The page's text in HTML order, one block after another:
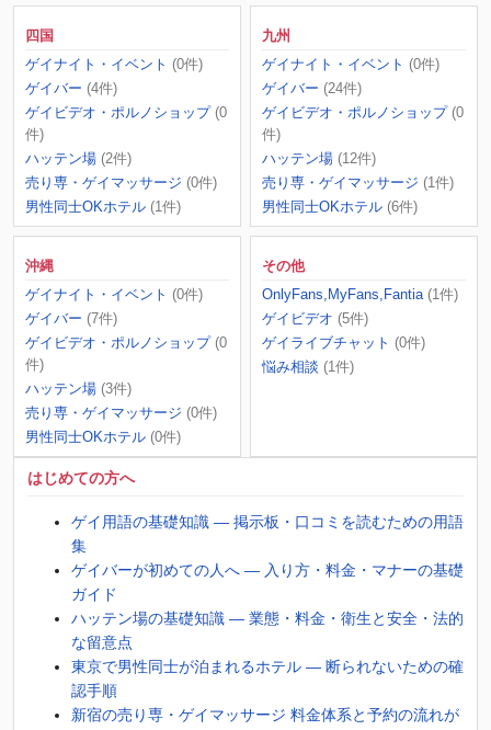
四国
ゲイナイト・イベント (0件)
ゲイバー (4件)
ゲイビデオ・ポルノショップ (0
件)
ハッテン場 (2件)
売り専・ゲイマッサージ (0件)
男性同士OKホテル (1件)
九州
ゲイナイト・イベント (0件)
ゲイバー (24件)
ゲイビデオ・ポルノショップ (0
件)
ハッテン場 (12件)
売り専・ゲイマッサージ (1件)
男性同士OKホテル (6件)
沖縄
ゲイナイト・イベント (0件)
ゲイバー (7件)
ゲイビデオ・ポルノショップ (0
件)
ハッテン場 (3件)
売り専・ゲイマッサージ (0件)
男性同士OKホテル (0件)
その他
OnlyFans,MyFans,Fantia (1件)
ゲイビデオ (5件)
ゲイライブチャット (0件)
悩み相談 (1件)
はじめての方へ
ゲイ用語の基礎知識 ― 掲示板・口コミを読むための用語
集
ゲイバーが初めての人へ ― 入り方・料金・マナーの基礎
ガイド
ハッテン場の基礎知識 ― 業態・料金・衛生と安全・法的
な留意点
東京で男性同士が泊まれるホテル ― 断られないための確
認手順
新宿の売り専・ゲイマッサージ 料金体系と予約の流れが